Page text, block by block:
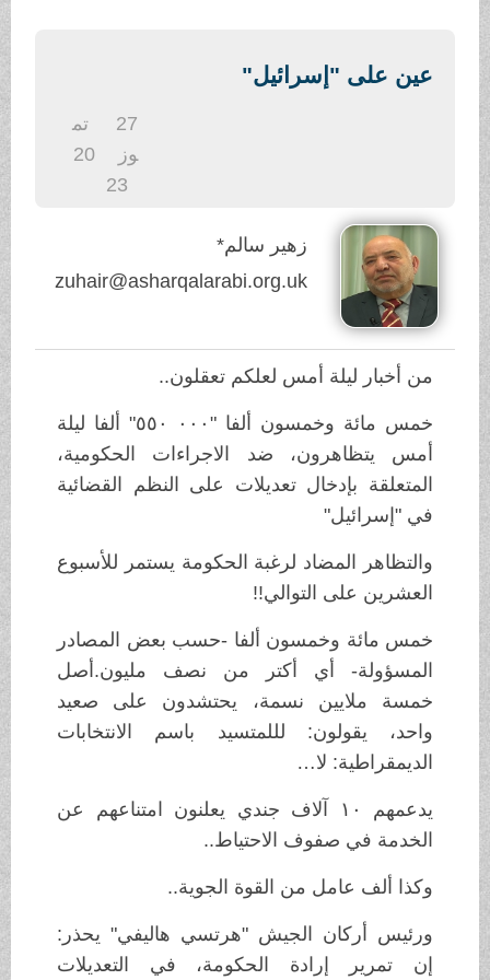
عين على "إسرائيل"
20
زهير سالم*
zuhair@asharqalarabi.org.uk
من أخبار ليلة أمس لعلكم تعقلون..
خمس مائة وخمسون ألفا "٠٠٠ ٥٥٠" ألفا ليلة
أمس يتظاهرون، ضد الاجراءات الحكومية،
المتعلقة بإدخال تعديلات على النظم القضائية
في "إسرائيل"
والتظاهر المضاد لرغبة الحكومة يستمر للأسبوع
العشرين على التوالي!!
خمس مائة وخمسون ألفا -حسب بعض المصادر
المسؤولة- أي أكتر من نصف مليون.أصل
خمسة ملايين نسمة، يحتشدون على صعيد
واحد، يقولون: لللمتسيد باسم الانتخابات
الديمقراطية: لا…
يدعمهم ١٠ آلاف جندي يعلنون امتناعهم عن
الخدمة في صفوف الاحتياط..
وكذا ألف عامل من القوة الجوية..
ورئيس أركان الجيش "هرتسي هاليفي" يحذر:
إن تمرير إرادة الحكومة، في التعديلات